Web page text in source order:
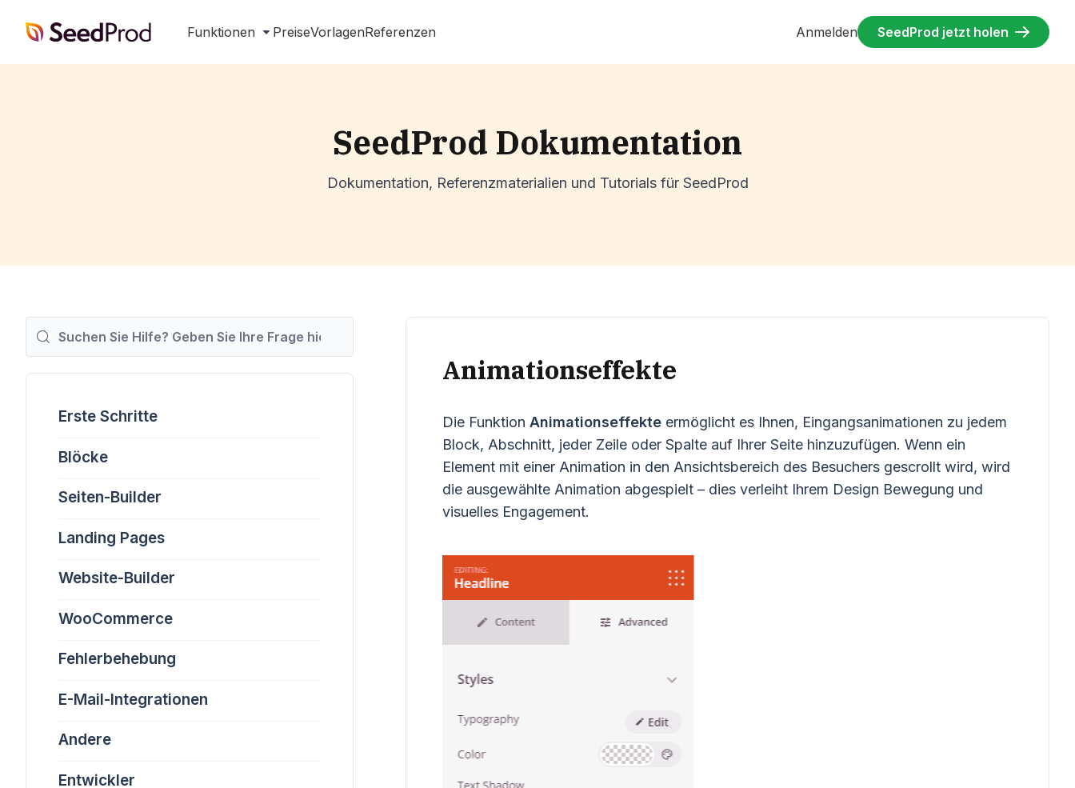
SeedProd Funktionen PreiseVorlagenReferenzen Anmelden SeedProd jetzt holen
SeedProd Dokumentation
Dokumentation, Referenzmaterialien und Tutorials für SeedProd
Animationseffekte
Die Funktion Animationseffekteermöglicht es Ihnen, Eingangsanimationen zu jedem
Block, Abschnitt, jeder Zeile oder Spalte auf Ihrer Seite hinzuzufügen. Wenn ein
Element mit einer Animation in den Ansichtsbereich des Besuchers gescrollt wird, wird
die ausgewählte Animation abgespielt – dies verleiht Ihrem Design Bewegung und
visuelles Engagement.
nach
Erste Schritte
Blöcke
Seiten-Builder
Landing Pages
Website-Builder
WooCommerce
Fehlerbehebung
E-Mail-Integrationen
Andere
Entwickler